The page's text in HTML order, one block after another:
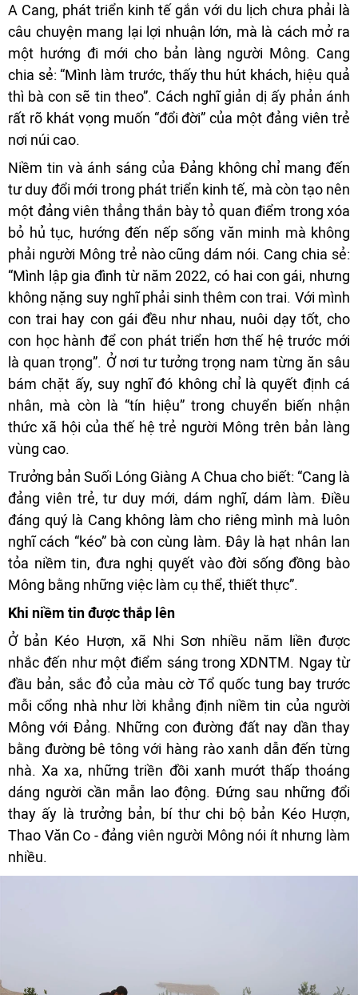
A Cang, phát triển kinh tế gắn với du lịch chưa phải là
câu chuyện mang lại lợi nhuận lớn, mà là cách mở ra
một hướng đi mới cho bản làng người Mông. Cang
chia sẻ: “Mình làm trước, thấy thu hút khách, hiệu quả
thì bà con sẽ tin theo”. Cách nghĩ giản dị ấy phản ánh
rất rõ khát vọng muốn “đổi đời” của một đảng viên trẻ
nơi núi cao.
Niềm tin và ánh sáng của Đảng không chỉ mang đến
tư duy đổi mới trong phát triển kinh tế, mà còn tạo nên
một đảng viên thẳng thắn bày tỏ quan điểm trong xóa
bỏ hủ tục, hướng đến nếp sống văn minh mà không
phải người Mông trẻ nào cũng dám nói. Cang chia sẻ:
“Mình lập gia đình từ năm 2022, có hai con gái, nhưng
không nặng suy nghĩ phải sinh thêm con trai. Với mình
con trai hay con gái đều như nhau, nuôi dạy tốt, cho
con học hành để con phát triển hơn thế hệ trước mới
là quan trọng”. Ở nơi tư tưởng trọng nam từng ăn sâu
bám chặt ấy, suy nghĩ đó không chỉ là quyết định cá
nhân, mà còn là “tín hiệu” trong chuyển biến nhận
thức xã hội của thế hệ trẻ người Mông trên bản làng
vùng cao.
Trưởng bản Suối Lóng Giàng A Chua cho biết: “Cang là
đảng viên trẻ, tư duy mới, dám nghĩ, dám làm. Điều
đáng quý là Cang không làm cho riêng mình mà luôn
nghĩ cách “kéo” bà con cùng làm. Đây là hạt nhân lan
tỏa niềm tin, đưa nghị quyết vào đời sống đồng bào
Mông bằng những việc làm cụ thể, thiết thực”.
Khi niềm tin được thắp lên
Ở bản Kéo Hượn, xã Nhi Sơn nhiều năm liền được
nhắc đến như một điểm sáng trong XDNTM. Ngay từ
đầu bản, sắc đỏ của màu cờ Tổ quốc tung bay trước
mỗi cổng nhà như lời khẳng định niềm tin của người
Mông với Đảng. Những con đường đất nay dần thay
bằng đường bê tông với hàng rào xanh dẫn đến từng
nhà. Xa xa, những triền đồi xanh mướt thấp thoáng
dáng người cần mẫn lao động. Đứng sau những đổi
thay ấy là trưởng bản, bí thư chi bộ bản Kéo Hượn,
Thao Văn Co - đảng viên người Mông nói ít nhưng làm
nhiều.